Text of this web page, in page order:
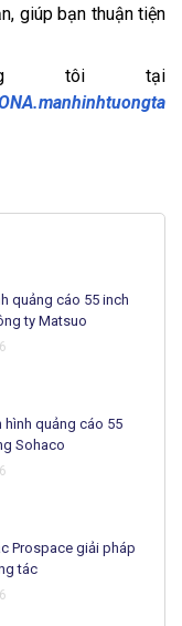
giúp bạn thuận tiện
tôi tại
quảng cáo 55 inch
ty Matsuo
hình quảng cáo 55
Sohaco
Prospace giải pháp
tác